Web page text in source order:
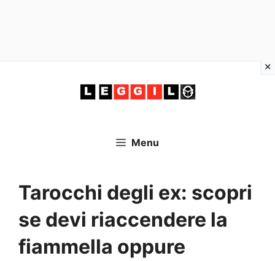
Menu
Tarocchi degli ex: scopri
se devi riaccendere la
fiammella oppure